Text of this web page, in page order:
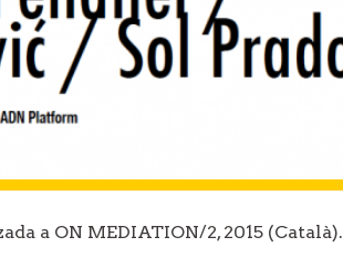
a ON MEDIATION/2, 2015 (Català).